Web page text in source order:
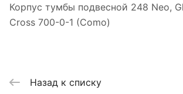
Корпус тумбы подвесной 248 Neo,
Cross 700-0-1 (Como)
Назад к списку